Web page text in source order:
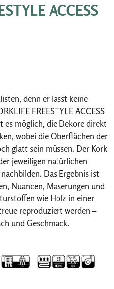
ACCESS
denn er lässt keine
FREESTYLE ACCESS
es möglich, die Dekore direkt
wobei die Oberflächen der
glatt sein müssen. Der Kork
jeweiligen natürlichen
Das Ergebnis ist
Nuancen, Maserungen und
wie Holz in einer
reproduziert werden –
und Geschmack.